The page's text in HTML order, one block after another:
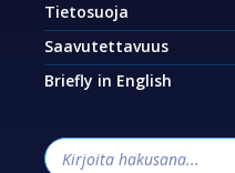
Tietosuoja
Saavutettavuus
Briefly in English